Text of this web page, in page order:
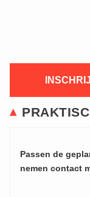
Passen de
nemen contact